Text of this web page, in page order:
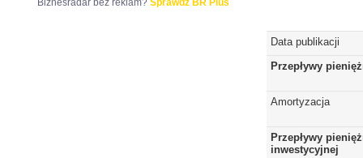
Data publikacji
Przepływy
Amortyzacja
Przepływy
inwestycyjnej
Biznesradar bez reklam? Sprawdź BR Plus